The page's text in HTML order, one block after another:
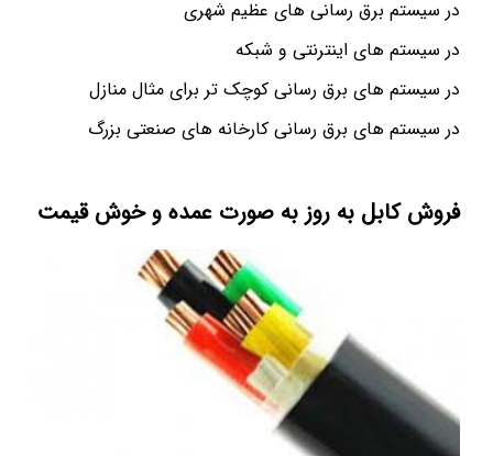
در سیستم برق رسانی های عظیم شهری
در سیستم های اینترنتی و شبکه
در سیستم های برق رسانی کوچک تر برای مثال منازل
در سیستم های برق رسانی کارخانه های صنعتی بزرگ
فروش کابل به روز به صورت عمده و خوش قیمت